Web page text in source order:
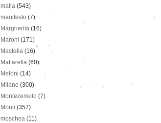
mafia (543)
manifesto (7)
Margherita (16)
Maroni (171)
Mastella (16)
Mattarella (60)
Meloni (14)
Milano (300)
Montezemolo (7)
Monti (357)
moschea (11)